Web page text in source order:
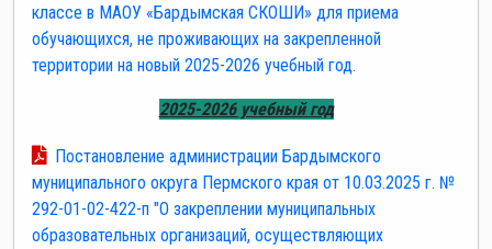
классе в МАОУ «Бардымская СКОШИ» для приема
обучающихся, не проживающих на закрепленной
территории на новый 2025-2026 учебный год.
2025-2026 учебный год
Постановление администрации Бардымского
муниципального округа Пермского края от 10.03.2025 г. №
292-01-02-422-п "О закреплении муниципальных
образовательных организаций, осуществляющих